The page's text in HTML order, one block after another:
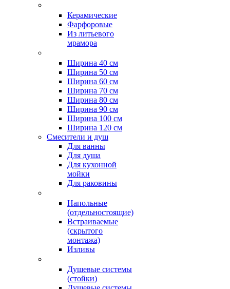
Керамические
Фарфоровые
Из литьевого
мрамора
Ширина 40 см
Ширина 50 см
Ширина 60 см
Ширина 70 см
Ширина 80 см
Ширина 90 см
Ширина 100 см
Ширина 120 см
Смесители и душ
Для ванны
Для душа
Для кухонной
мойки
Для раковины
Напольные
(отдельностоящие)
Встраиваемые
(скрытого
монтажа)
Изливы
Душевые системы
(стойки)